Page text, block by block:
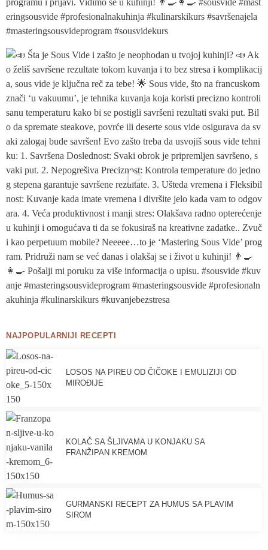
NAJPOPULARNIJI RECEPTI
LOSOS NA PIREU OD ČIČOKE I EMULIZIJI OD
MIROĐIJE
KOLAČ SA ŠLJIVAMA U KONJAKU SA
FRANŽIPAN KREMOM
GURMANSKI RECEPT ZA HUMUS SA PLAVIM
SIROM